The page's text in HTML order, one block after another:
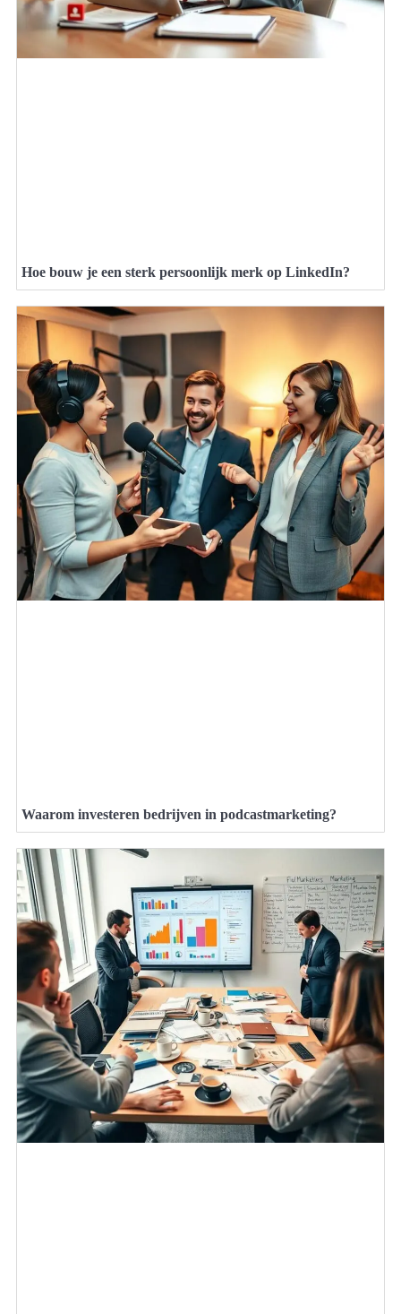
Hoe bouw je een sterk persoonlijk merk op LinkedIn?
Waarom investeren bedrijven in podcastmarketing?